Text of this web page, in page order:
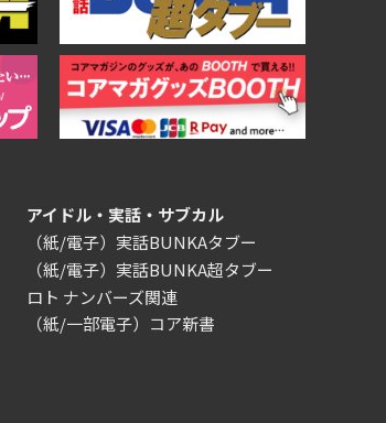
アイドル・実話・サブカル
（紙/電子）実話BUNKAタブー
（紙/電子）実話BUNKA超タブー
ロト ナンバーズ関連
（紙/一部電子）コア新書